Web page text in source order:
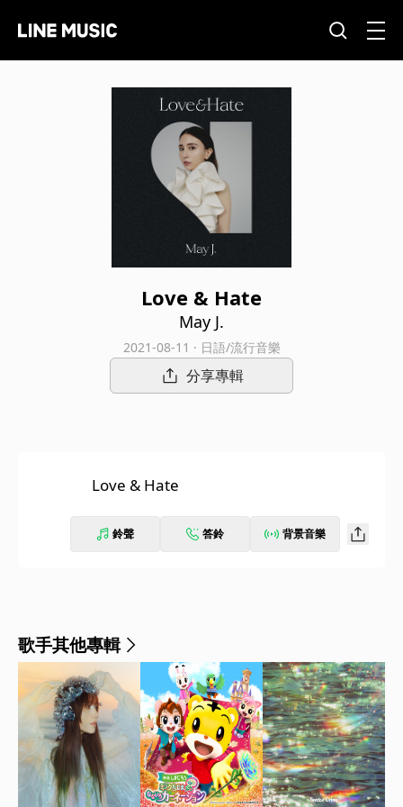
Love & Hate
May J.
2021-08-11 · 日語/流行音樂
分享專輯
Love & Hate
鈴聲 答鈴 背景音樂
歌手其他專輯